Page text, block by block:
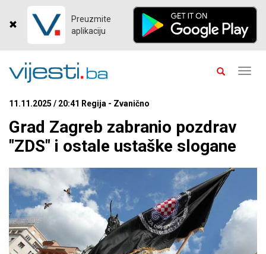
Preuzmite
aplikaciju
11.11.2025 / 20:41 Regija - Zvanično
Grad Zagreb zabranio pozdrav
"ZDS" i ostale ustaške slogane